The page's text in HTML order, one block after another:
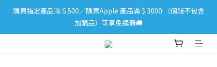
iPhone 17 系列新登場！立即訂購
購買指定產品滿＄500／購買Apple 產品滿＄3000 （價錢不包含
加購品）可享免運費🚚
iPhone 17 系列新登場！立即訂購